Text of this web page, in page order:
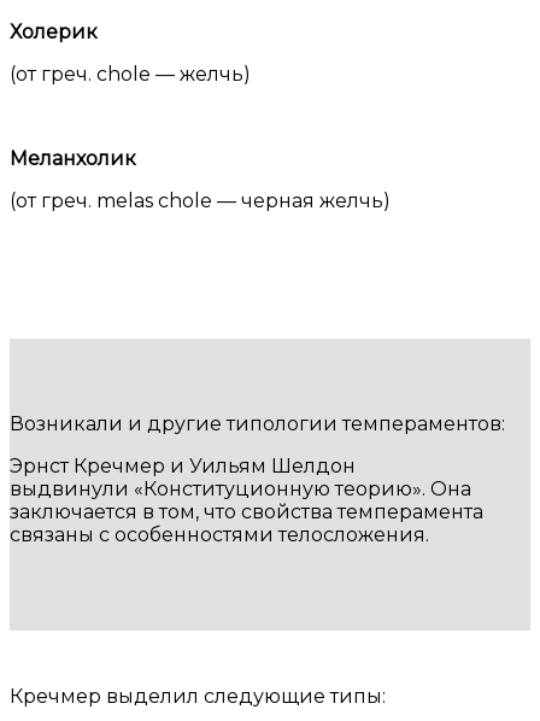
Холерик
(от греч. chole — желчь)
Меланхолик
(от греч. melas chole — черная желчь)
Возникали и другие типологии темпераментов:
Эрнст Кречмер и Уильям Шелдон
выдвинули «Конституционную теорию». Она
заключается в том, что свойства темперамента
связаны с особенностями телосложения.
Кречмер выделил следующие типы: